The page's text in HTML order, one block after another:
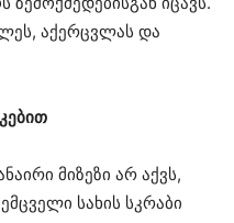
აქერცვლას და
მიზეზი არ აქვს,
სახის სკრაბი